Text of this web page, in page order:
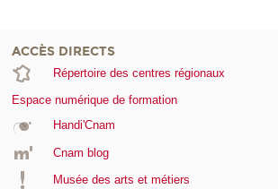
ACCÈS DIRECTS
Répertoire des centres régionaux
Espace numérique de formation
Handi'Cnam
Cnam blog
Musée des arts et métiers